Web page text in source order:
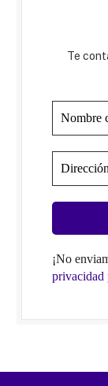
Te
¡No
privacidad